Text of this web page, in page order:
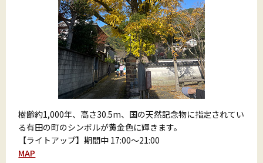
樹齢約1,000年、高さ30.5m、国の天然記念物に指定されてい
る有田の町のシンボルが黄金色に輝きます。
【ライトアップ】期間中 17:00～21:00
MAP